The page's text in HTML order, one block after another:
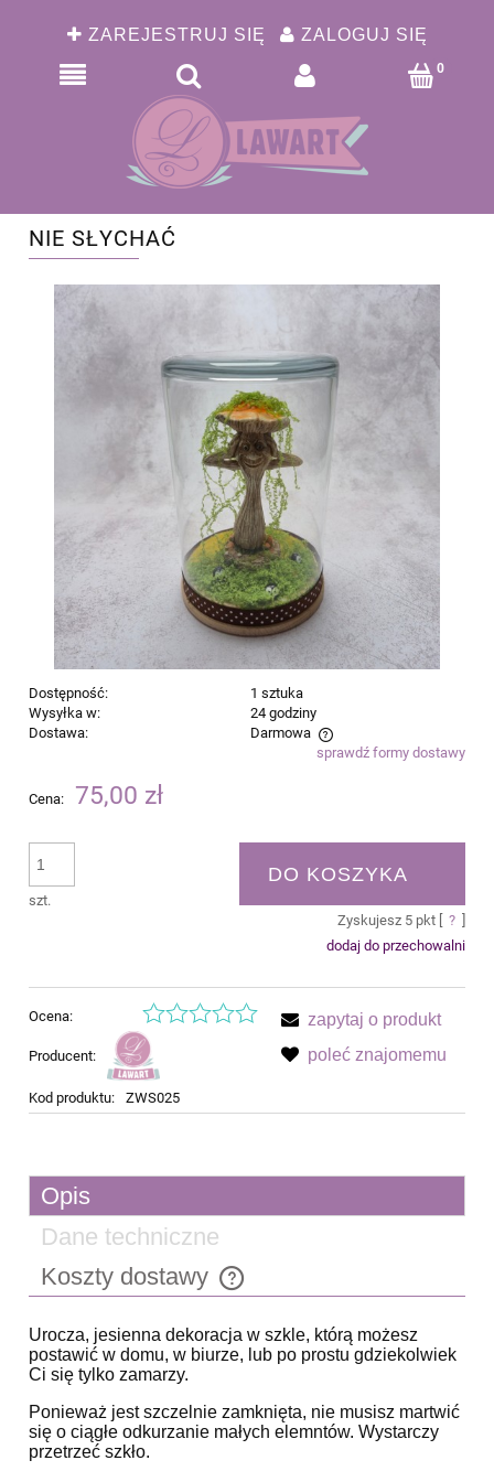
ZAREJESTRUJ SIĘ ZALOGUJ SIĘ
NIE SŁYCHAĆ
Dostępność:
1 sztuka
Wysyłka w:
24 godziny
Dostawa:
Darmowa
Cena nie zawiera ewentualnych kosztów płatnościsprawdź formy dostawy
Cena: 75,00 zł
szt.
DO KOSZYKA
Zyskujesz 5pkt [ ?
dodaj do przechowalni
Ocena:
Producent:
Kod produktu: ZWS025
zapytaj o produkt
poleć znajomemu
Opis
Dane techniczne
Koszty dostawy
Cena nie zawiera ewentualnych kosztów płatności
Urocza, jesienna dekoracja w szkle, którą możesz
postawić w domu, w biurze, lub po prostu gdziekolwiek
Ci się tylko zamarzy.
Ponieważ jest szczelnie zamknięta, nie musisz martwić
się o ciągłe odkurzanie małych elemntów. Wystarczy
przetrzeć szkło.